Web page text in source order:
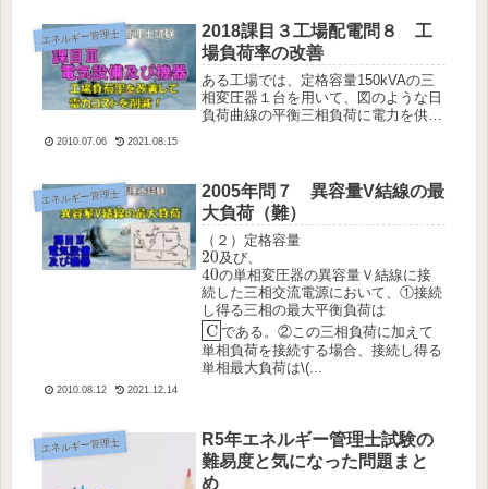
エネルギー管理士
2018課目３工場配電問８ 工
場負荷率の改善
ある工場では、定格容量150kVAの三
相変圧器１台を用いて、図のような日
負荷曲線の平衡三相負荷に電力を供給
定で運転されているものとする。１...
2010.07.06 2021.08.15
エネルギー管理士
2005年問７ 異容量V結線の最
大負荷（難）
（２）定格容量
20
20及び、
40
40の単相変圧器の異容量Ｖ結線に接
続した三相交流電源において、①接続
し得る三相の最大平衡負荷は
C
C
である。②この三相負荷に加えて
単相負荷を接続する場合、接続し得る
単相最大負荷は\(...
2010.08.12 2021.12.14
エネルギー管理士
R5年エネルギー管理士試験の
難易度と気になった問題まと
め